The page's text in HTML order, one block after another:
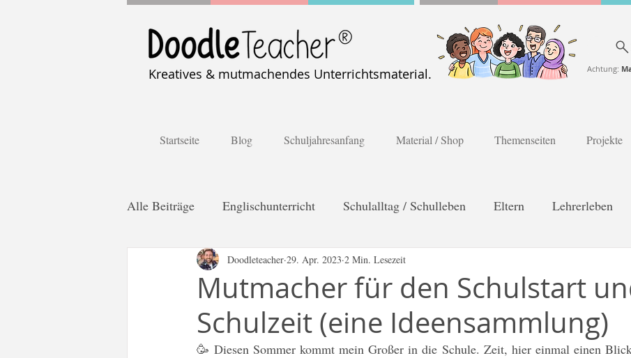
Kreatives & mutmachendes Unterrichtsmaterial. Achtung:
Startseite Blog Schuljahresanfang Material / Shop Themenseiten Projekte
Alle Beiträge Englischunterricht Schulalltag / Schulleben Eltern Lehrerleben
Distanzlernen Kooperatives Lernen Poster
Teacher Tip Methodentalk Umwelt / Welt Unterrichtsmaterial
Mutmacher für den Schulstart
Schulzeit (eine Ideensammlung)
Doodleteacher 29. Apr. 2023 2 Min. Lesezeit
🥳 Diesen Sommer kommt mein Großer in die Schule. Zeit, hier einmal einen